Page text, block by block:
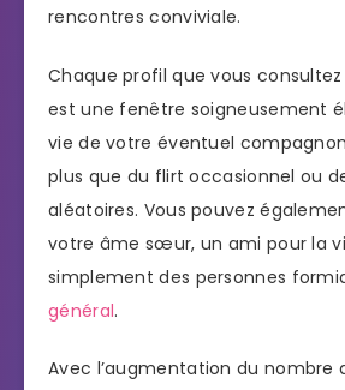
rencontres conviviale.
Chaque profil que vous consultez
est une fenêtre soigneusement
vie de votre éventuel
plus que du flirt occasionnel ou
aléatoires. Vous pouvez
votre âme sœur, un ami pour la
simplement des personnes
général.
Avec l’augmentation du nombre